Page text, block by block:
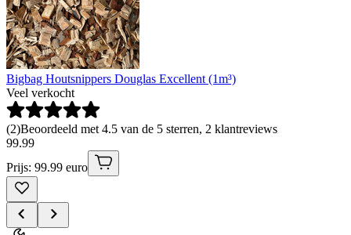
Bigbag Houtsnippers Douglas Excellent (1m³)
Veel verkocht
(2)Beoordeeld met 4.5 van de 5 sterren, 2 klantreviews
99.99
Prijs: 99.99 euro